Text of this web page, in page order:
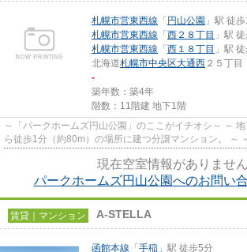
札幌市営東西線 「 円山公園 」駅 徒
札幌市営東西線 「 西２８丁目 」駅
札幌市営東西線 「 西１８丁目 」駅
北海道札幌市中央区大通西 ２５丁目
-
築年数：築4年
階数：11階建 地下1階
～「パークホームズ円山公園」のここがイチオシ～ ～ 地下鉄東西線円山公園駅か
ら徒歩1分（約80m）の場所に建つ分譲マンション。 ～
現在空室情報がありません
パークホームズ円山公園へのお問い
賃貸｜マンション A-STELLA
函館本線 「 手稲 」駅 徒歩5分